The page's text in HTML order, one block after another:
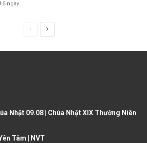
5 ngày
u
p
g
Nhật 09.08 | Chúa Nhật XIX Thường Niên
Tâm | NVT